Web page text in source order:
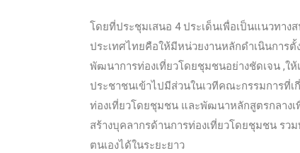
โดยที่ประชุมเสนอ 4 ประเด็นเพื่อเป็นแนวทา
ประเทศไทยคือให้มีหน่วยงานหลักดำเนินการ
พัฒนาการท่องเที่ยวโดยชุมชนอย่างชัดเจน ,ใ
ประชาชนเข้าไปมีส่วนในเวทีคณะกรรมการที่
ท่องเที่ยวโดยชุมชน และพัฒนาหลักสูตรกลางเ
สร้างบุคลากรด้านการท่องเที่ยวโดยชุมชน รว
ตนเองได้ในระยะยาว